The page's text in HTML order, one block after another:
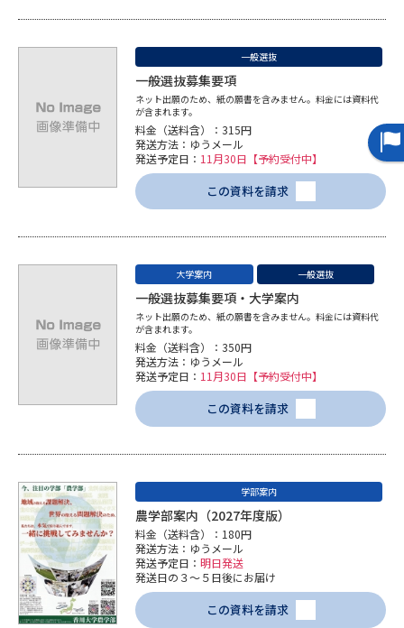
一般選抜
一般選抜募集要項
ネット出願のため、紙の願書を含みません。料金には資料代
が含まれます。
料金（送料含）：315円
発送方法：ゆうメール
発送予定日： 11月30日【予約受付中】
この資料を請求
大学案内 一般選抜
一般選抜募集要項・大学案内
ネット出願のため、紙の願書を含みません。料金には資料代
が含まれます。
料金（送料含）：350円
発送方法：ゆうメール
発送予定日： 11月30日【予約受付中】
この資料を請求
学部案内
農学部案内（2027年度版）
料金（送料含）：180円
発送方法：ゆうメール
発送予定日： 明日発送
発送日の３～５日後にお届け
この資料を請求